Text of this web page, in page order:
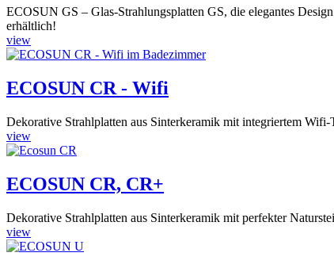
ECOSUN GS – Glas-Strahlungsplatten GS, die elegantes
erhältlich!
view
ECOSUN CR - Wifi
Dekorative Strahlplatten aus Sinterkeramik mit integriertem Wifi-
view
ECOSUN CR, CR+
Dekorative Strahlplatten aus Sinterkeramik mit perfekter
view